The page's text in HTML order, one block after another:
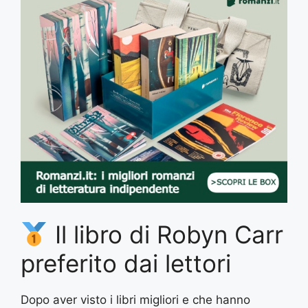
Il libro di Robyn Carr
preferito dai lettori
Dopo aver visto i libri migliori e che hanno